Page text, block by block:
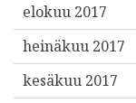
elokuu 2017
heinäkuu 2017
kesäkuu 2017